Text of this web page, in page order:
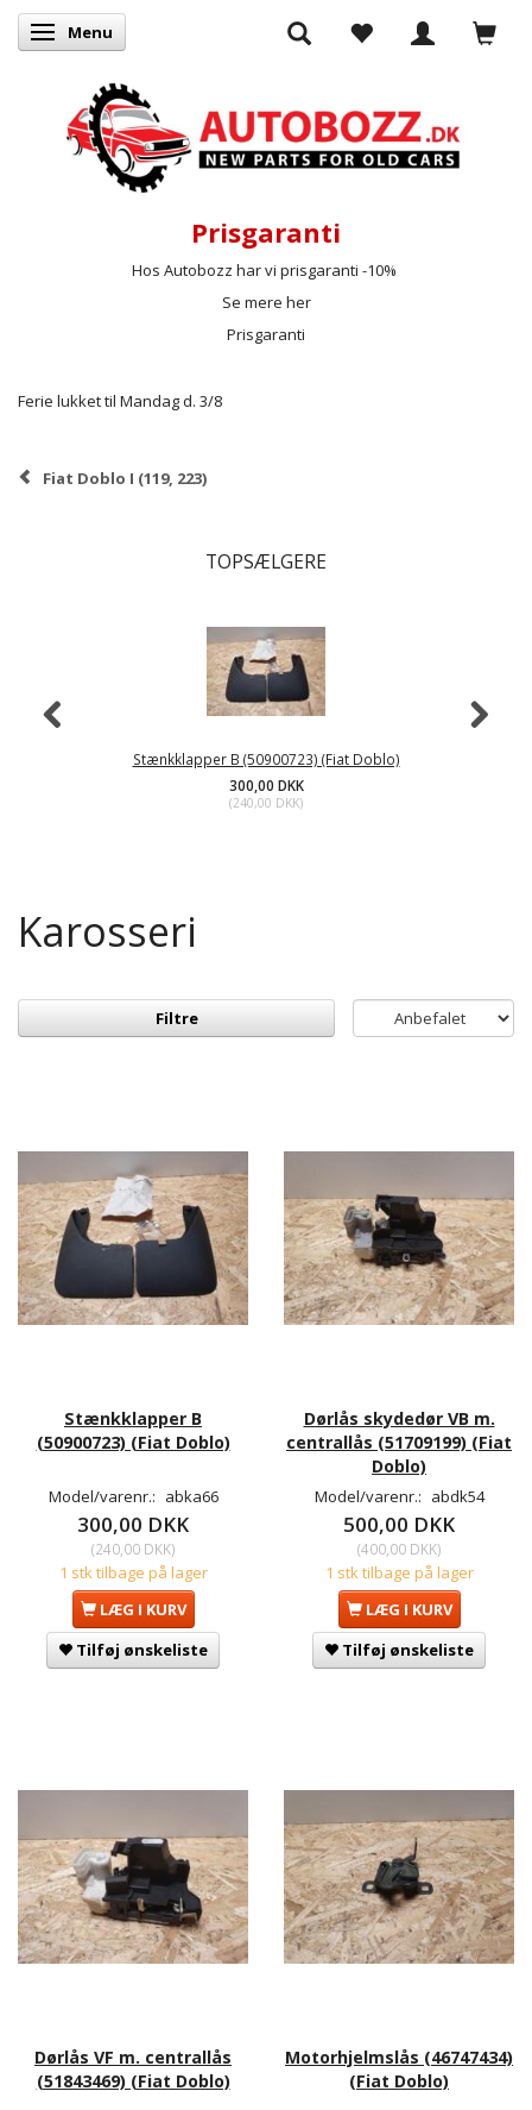
Skifte navigation
Menu
Prisgaranti
Hos Autobozz har vi prisgaranti -10%
Se mere her
Prisgaranti
Ferie lukket til Mandag d. 3/8
Fiat Doblo I (119, 223)
TOPSÆLGERE
Stænkklapper B (50900723) (Fiat Doblo)
300,00 DKK
(240,00 DKK)
Karosseri
Filtre
Stænkklapper B
(50900723) (Fiat Doblo)
Model/varenr.: abka66
300,00 DKK
(240,00 DKK)
1 stk tilbage på lager
LÆG I KURV
Tilføj ønskeliste
Dørlås skydedør VB m.
centrallås (51709199) (Fiat
Doblo)
Model/varenr.: abdk54
500,00 DKK
(400,00 DKK)
1 stk tilbage på lager
LÆG I KURV
Tilføj ønskeliste
Dørlås VF m. centrallås
(51843469) (Fiat Doblo)
Motorhjelmslås (46747434)
(Fiat Doblo)